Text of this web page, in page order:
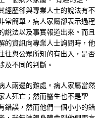
經歷卻與專業人士的說法有不
常簡單，病人家屬卻表示過程
說法以及事實報道出來。而且
的資訊向專業人士詢問時，他
往與公眾所知的有出入，是否
及不同的判斷。
人兩邊的難處。病人家屬當然
人死亡；然而醫生也不是聖
錯誤，然而他們一個小小的錯